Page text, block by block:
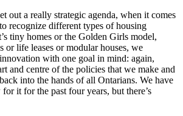
out a really strategic agenda, when it comes
recognize different types of housing
tiny homes or the Golden Girls model,
or life leases or modular houses, we
with one goal in mind: again,
and centre of the policies that we make and
into the hands of all Ontarians. We have
it for the past four years, but there’s